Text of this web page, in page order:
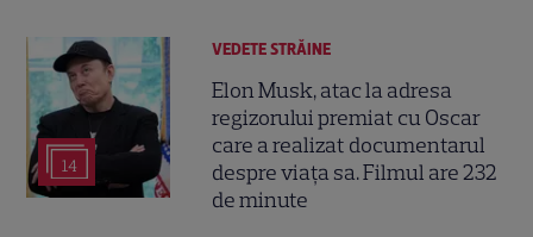
14
VEDETE STRĂINE
Elon Musk, atac la adresa
regizorului premiat cu Oscar
care a realizat documentarul
despre viața sa. Filmul are 232
de minute